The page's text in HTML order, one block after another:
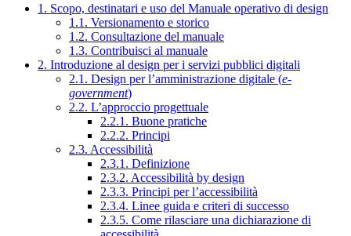
1. Scopo, destinatari e uso del Manuale operativo di design
1.1. Versionamento e storico
1.2. Consultazione del manuale
1.3. Contribuisci al manuale
2. Introduzione al design per i servizi pubblici digitali
2.1. Design per l’amministrazione digitale (e-
government)
2.2. L’approccio progettuale
2.2.1. Buone pratiche
2.2.2. Principi
2.3. Accessibilità
2.3.1. Definizione
2.3.2. Accessibilità by design
2.3.3. Principi per l’accessibilità
2.3.4. Linee guida e criteri di successo
2.3.5. Come rilasciare una dichiarazione di